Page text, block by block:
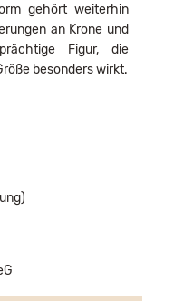
gehört weiterhin
an Krone und
Figur, die
besonders wirkt.